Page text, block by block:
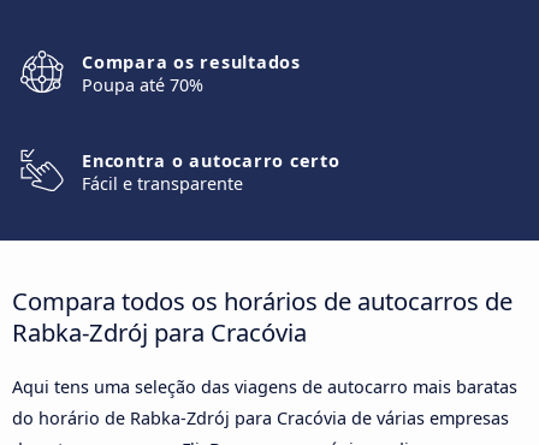
Compara os resultados
Poupa até 70%
Encontra o autocarro certo
Fácil e transparente
Compara todos os horários de autocarros de
Rabka-Zdrój para Cracóvia
Aqui tens uma seleção das viagens de autocarro mais baratas
do horário de Rabka-Zdrój para Cracóvia de várias empresas